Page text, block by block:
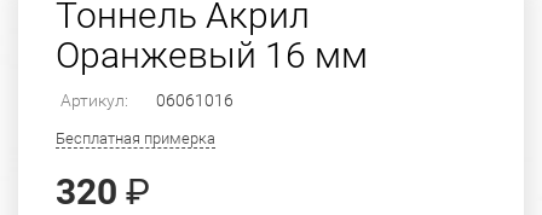
Тоннель Акрил
Оранжевый 16 мм
Артикул: 06061016
Бесплатная примерка
320 ₽